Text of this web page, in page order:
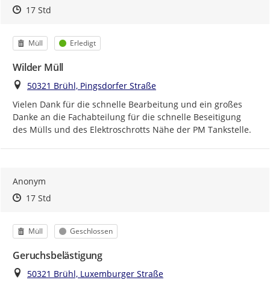
Zeitpunkt des Erstellens
Zeitpunkt des Erstellens
17 StdZur Äußerung
Kategorie
Müll Status
Erledigt
Wilder Müll
Ort
50321 Brühl, Pingsdorfer Straße
Vielen Dank für die schnelle Bearbeitung und ein großes
Danke an die Fachabteilung für die schnelle Beseitigung
des Mülls und des Elektroschrotts Nähe der PM Tankstelle.
Anonym
Zeitpunkt des Erstellens
Zeitpunkt des Erstellens
17 StdZur Äußerung
Kategorie
Müll Status
Geschlossen
Geruchsbelästigung
Ort
50321 Brühl, Luxemburger Straße